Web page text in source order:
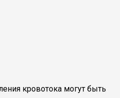
кровотока могут быть